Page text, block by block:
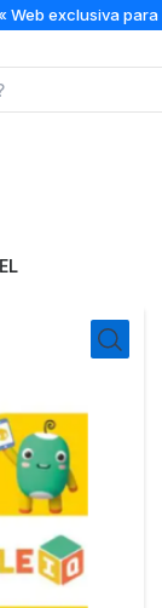
« Web exclusiva para